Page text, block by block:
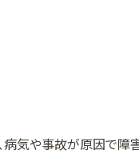
病気や事故が原因で